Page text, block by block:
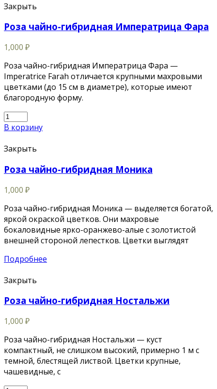
Закрыть
Роза чайно-гибридная Императрица Фара
1,000 ₽
Роза чайно-гибридная Императрица Фара —
Imperatrice Farah отличается крупными махровыми
цветками (до 15 см в диаметре), которые имеют
благородную форму.
В корзину
Закрыть
Роза чайно-гибридная Моника
1,000 ₽
Роза чайно-гибридная Моника — выделяется богатой,
яркой окраской цветков. Они махровые
бокаловидные ярко-оранжево-алые с золотистой
внешней стороной лепестков. Цветки выглядят
Подробнее
Закрыть
Роза чайно-гибридная Ностальжи
1,000 ₽
Роза чайно-гибридная Ностальжи — куст
компактный, не слишком высокий, примерно 1 м с
темной, блестящей листвой. Цветки крупные,
чашевидные, с